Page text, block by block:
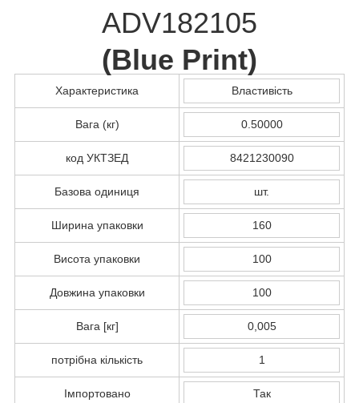
ADV182105
(Blue Print)
Характеристика Властивість
Вага (кг) 0.50000
код УКТЗЕД 8421230090
Базова одиниця шт.
Ширина упаковки 160
Висота упаковки 100
Довжина упаковки 100
Вага [кг] 0,005
потрібна кількість 1
Імпортовано Так